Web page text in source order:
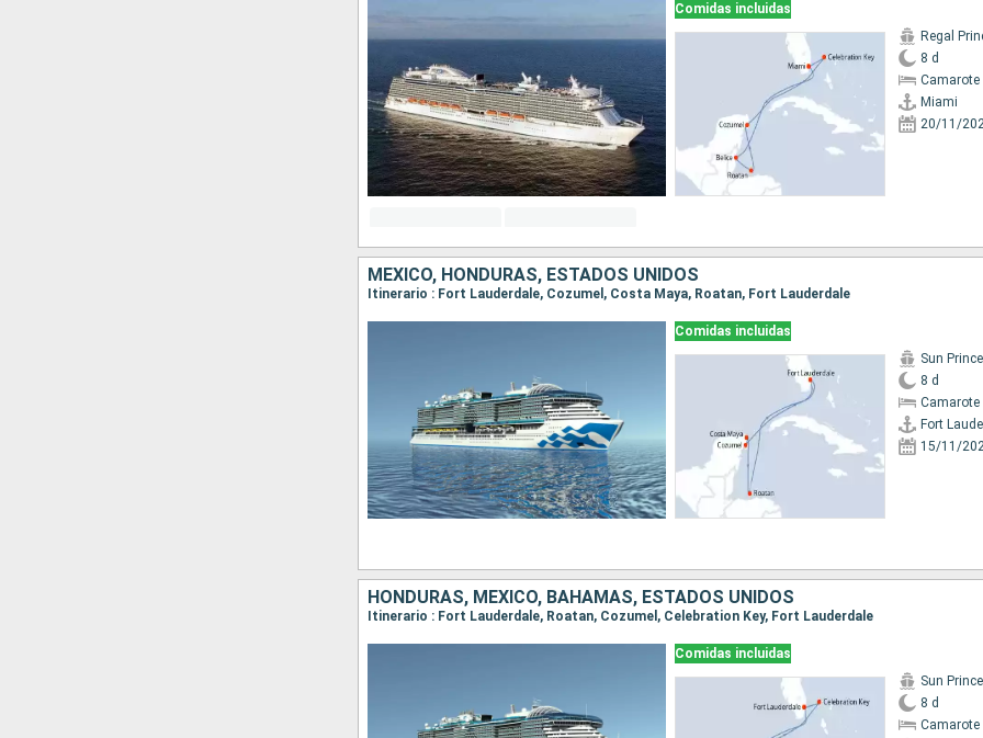
Comidas incluidas
Regal
8 d
Miami
20/11/
MÉXICO, HONDURAS, ESTADOS UNIDOS
Itinerario : Fort Lauderdale, Cozumel, Costa Maya, Roatan, Fort Lauderdale
Comidas incluidas
Sun
8 d
Fort
15/11/
HONDURAS, MÉXICO, BAHAMAS, ESTADOS UNIDOS
Itinerario : Fort Lauderdale, Roatan, Cozumel, Celebration Key, Fort Lauderdale
Comidas incluidas
Sun
8 d